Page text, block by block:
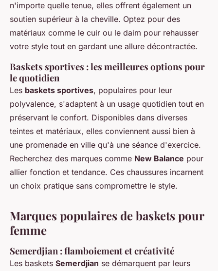
n'importe quelle tenue, elles offrent également un
soutien supérieur à la cheville. Optez pour des
matériaux comme le cuir ou le daim pour rehausser
votre style tout en gardant une allure décontractée.
Baskets sportives : les meilleures options pour
le quotidien
Les baskets sportives, populaires pour leur
polyvalence, s'adaptent à un usage quotidien tout en
préservant le confort. Disponibles dans diverses
teintes et matériaux, elles conviennent aussi bien à
une promenade en ville qu'à une séance d'exercice.
Recherchez des marques comme New Balance pour
allier fonction et tendance. Ces chaussures incarnent
un choix pratique sans compromettre le style.
Marques populaires de baskets pour
femme
Semerdjian : flamboiement et créativité
Les baskets Semerdjian se démarquent par leurs